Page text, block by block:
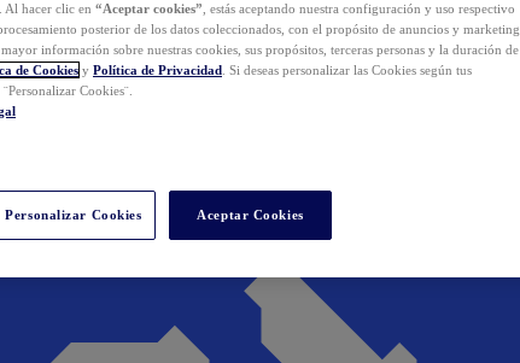
Al hacer clic en “Aceptar cookies” , estás aceptando nuestra configuración y uso respectivo
posterior de los datos coleccionados, con el propósito de anuncios y marketing
información sobre nuestras cookies, sus propósitos, terceras personas y la duración de
de Cookies y Política de Privacidad . Si deseas personalizar las Cookies según tus
Cookies¨.
Personalizar Cookies Aceptar Cookies